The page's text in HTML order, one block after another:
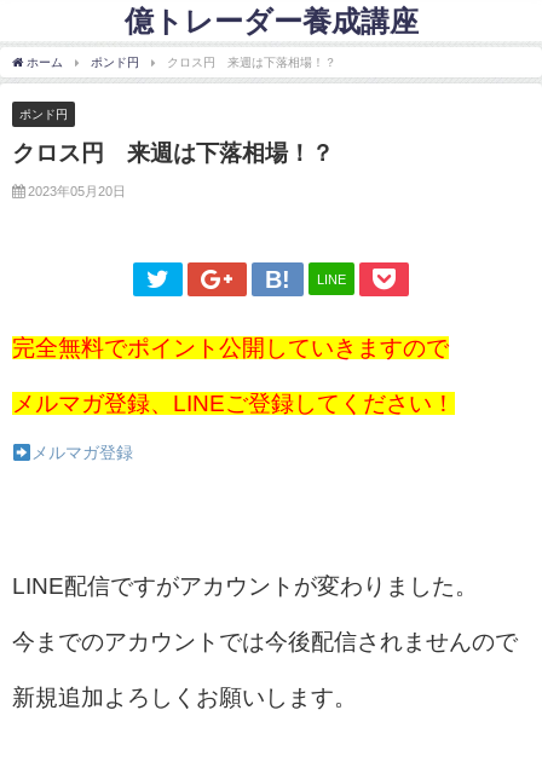
億トレーダー養成講座
ホーム ポンド円 クロス円 来週は下落相場！？
ポンド円
クロス円 来週は下落相場！？
2023年05月20日
LINE
完全無料でポイント公開していきますので
メルマガ登録、LINEご登録してください！
メルマガ登録
LINE配信ですがアカウントが変わりました。
今までのアカウントでは今後配信されませんので
新規追加よろしくお願いします。